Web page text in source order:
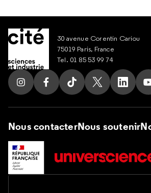
30 avenue Corentin Cariou
75019 Paris, France
Tel. 01 85 53 99 74
Suivez nous sur Instagram
Suivez nous sur Facebook
Suivez nous sur Tik
Suivez nous
Suivez
Nous contacterNous soutenir